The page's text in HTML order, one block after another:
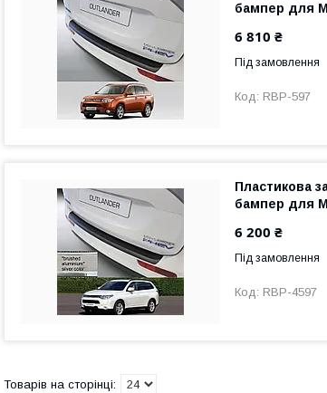
бампер для
6 810 ₴
Під замовлення
RBP-597
Пластикова
бампер для
6 200 ₴
Під замовлення
RBP-4597